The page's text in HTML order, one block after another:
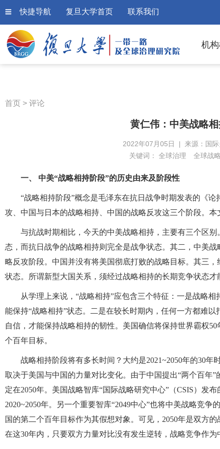
快捷导航 复旦大学首页 联系我们
机
首页 > 评论
黄仁伟：中美战略
2022年07月05日 | 来源：国
关键词： 全球治理 全球战
一、 中美“战略相持阶段”的历史由来及阶段性
“战略相持阶段”概念是毛泽东在抗日战争时期发表的《
攻、中国与日本的战略相持、中国的战略反攻这三个阶段。
与抗战时期相比，今天的中美战略相持，主要有三个区
态，而抗日战争的战略相持则完全是战争状态。其二，中美
略反攻阶段。中国并没有将美国彻底打败的战略目标。其三
状态。所谓新型大国关系，须经过战略相持的长期竞争状态才
从学理上来说，“战略相持”应包含三个特征：一是战略
能保持“战略相持”状态。二是在较长时期内，任何一方都难
自信，才能保持战略相持的韧性。美国确信将保持世界霸权
个百年目标。
战略相持阶段将有多长时间？大约是2021~2050年的30
取决于美国与中国的力量对比变化。由于中国提出“两个百年
定在2050年。美国战略智库“国际战略研究中心”（CSIS）发
2020~2050年。另一个重要智库“2049中心”也将中美战略竞争
国的第二个百年目标作为其假想对象。可见，2050年是双方
在这30年内，只要双方力量对比没有发生逆转，战略竞争作